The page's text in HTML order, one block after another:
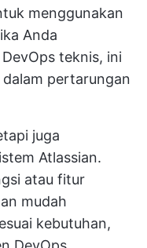
menggunakan
Anda
teknis, ini
pertarungan
juga
Atlassian.
atau fitur
mudah
kebutuhan,